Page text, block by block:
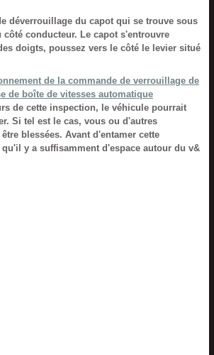
déverrouillage du capot qui se trouve sous
côté conducteur. Le capot s'entrouvre
doigts, poussez vers le côté le levier situé
de la commande de verrouillage de
de boîte de vitesses automatique
de cette inspection, le véhicule pourrait
Si tel est le cas, vous ou d'autres
blessées. Avant d'entamer cette
y a suffisamment d'espace autour du v&